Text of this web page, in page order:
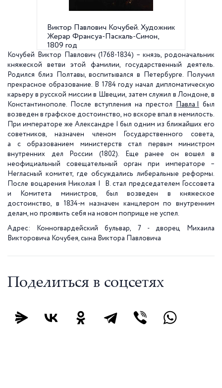
Виктор Павлович Кочубей. Художник
Жерар Франсуа-Паскаль-Симон,
1809 год
Кочубей Виктор Павлович (1768-1834) – князь, родоначальник
княжеской ветви этой фамилии, государственный деятель.
Родился близ Полтавы, воспитывался в Петербурге. Получил
прекрасное образование. В 1784 году начал дипломатическую
карьеру в русской миссии в Швеции, затем служил в Лондоне, в
Константинополе. После вступления на престол
Павла I
был
возведен в графское достоинство, но вскоре впал в немилость.
При императоре же Александре I был одним из ближайших его
советников, назначен членом Государственного совета,
а с образованием министерств стал первым министром
внутренних дел России (1802). Еще ранее он вошел в
неофициальный совещательный орган при императоре –
Негласный комитет, где обсуждались либеральные реформы.
После воцарения Николая I В. стал председателем Госсовета
и Комитета министров, был возведен в княжеское
достоинство, в 1834-м назначен канцлером по внутренним
делам, но проявить себя на новом поприще не успел.
Адрес: Конногвардейский бульвар, 7 - дворец Михаила
Викторовича Кочубея, сына Виктора Павловича
Поделиться в соцсетях